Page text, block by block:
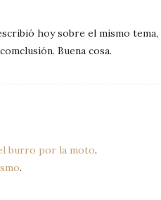
hoy sobre el mismo
Buena cosa.
burro por la moto.
.